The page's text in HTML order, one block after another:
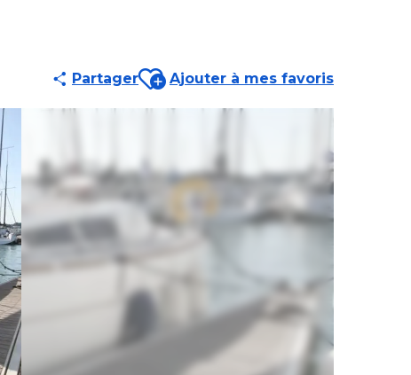
PartagerAjouter aux favoris
Ajouter à mes favoris